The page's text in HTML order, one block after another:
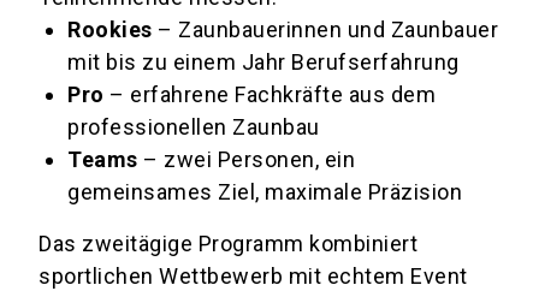
Rookies – Zaunbauerinnen und Zaunbauer
mit bis zu einem Jahr Berufserfahrung
Pro – erfahrene Fachkräfte aus dem
professionellen Zaunbau
Teams – zwei Personen, ein
gemeinsames Ziel, maximale Präzision
Das zweitägige Programm kombiniert
sportlichen Wettbewerb mit echtem Event